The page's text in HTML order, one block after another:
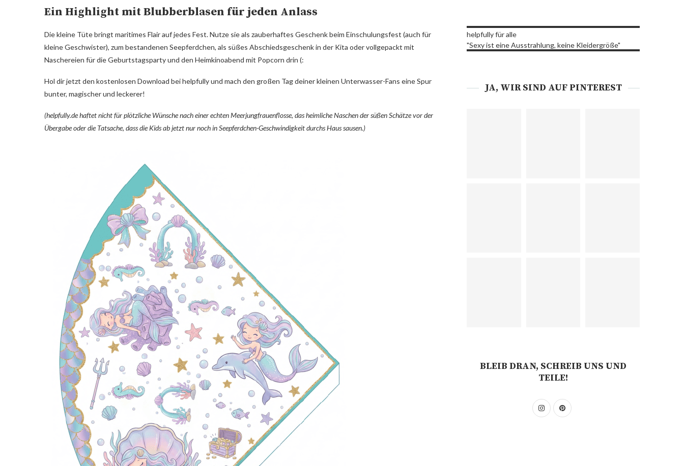
Ein Highlight mit Blubberblasen für jeden Anlass
Die kleine Tüte bringt maritimes Flair auf jedes Fest. Nutze sie als zauberhaftes Geschenk beim Einschulungsfest (auch für
kleine Geschwister), zum bestandenen Seepferdchen, als süßes Abschiedsgeschenk in der Kita oder vollgepackt mit
Naschereien für die Geburtstagsparty und den Heimkinoabend mit Popcorn drin (:
Hol dir jetzt den kostenlosen Download bei helpfully und mach den großen Tag deiner kleinen Unterwasser-Fans eine Spur
bunter, magischer und leckerer!
(helpfully.de haftet nicht für plötzliche Wünsche nach einer echten Meerjungfrauenflosse, das heimliche Naschen der süßen Schätze vor der
Übergabe oder die Tatsache, dass die Kids ab jetzt nur noch in Seepferdchen-Geschwindigkeit durchs Haus sausen.)
helpfully für alle
"Sexy ist eine Ausstrahlung, keine Kleidergröße"
JA, WIR SIND AUF PINTEREST
BLEIB DRAN, SCHREIB UNS UND
TEILE!